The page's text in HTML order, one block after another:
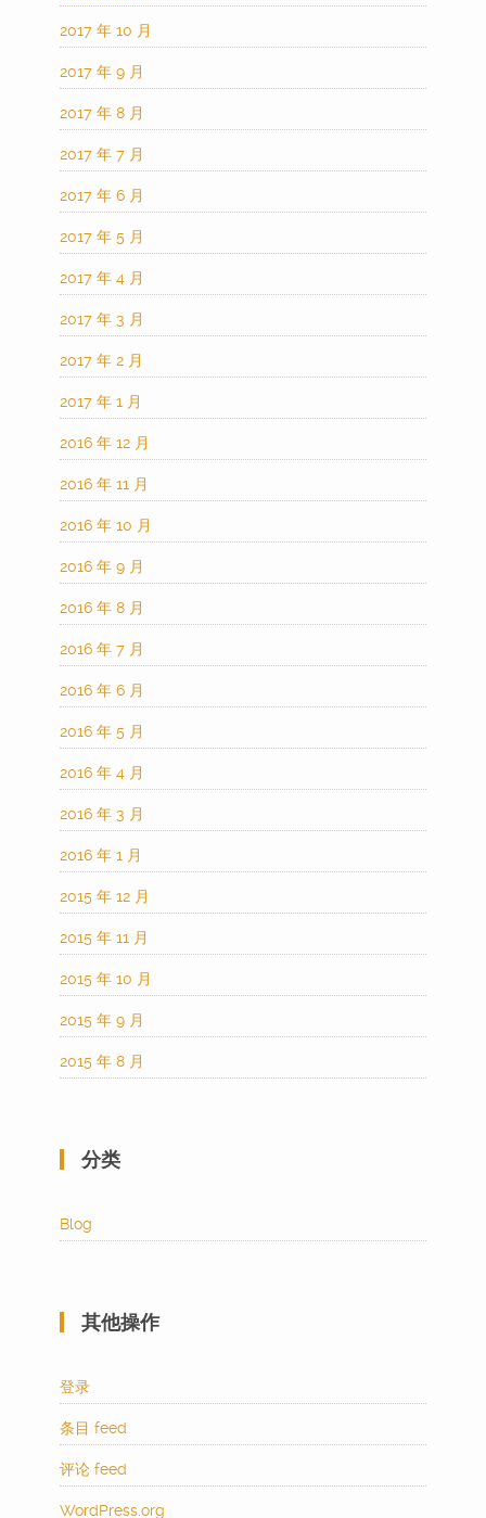
2017 年 10 月
2017 年 9 月
2017 年 8 月
2017 年 7 月
2017 年 6 月
2017 年 5 月
2017 年 4 月
2017 年 3 月
2017 年 2 月
2017 年 1 月
2016 年 12 月
2016 年 11 月
2016 年 10 月
2016 年 9 月
2016 年 8 月
2016 年 7 月
2016 年 6 月
2016 年 5 月
2016 年 4 月
2016 年 3 月
2016 年 1 月
2015 年 12 月
2015 年 11 月
2015 年 10 月
2015 年 9 月
2015 年 8 月
分类
Blog
其他操作
登录
条目 feed
评论 feed
WordPress.org